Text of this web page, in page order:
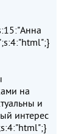
на
и
интерес